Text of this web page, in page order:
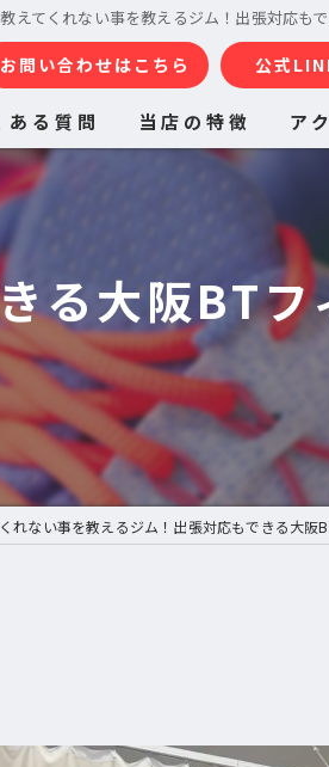
教えてくれない事を教えるジム！出張対応も
お問い合わせはこちら 公式
ある質問 当店の特徴
出張
姿勢
リラクゼーション
ア
る大阪BTフ
れない事を教えるジム！出張対応もできる大阪